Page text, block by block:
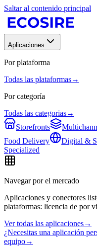
Saltar al contenido principal
Aplicaciones
Por plataforma
Todas las plataformas→
Por categoría
Todas las categorias→
Storefronts
Food Delivery
Digital &
Specialized
Navegar por el mercado
Aplicaciones y conectores
plataformas: licencia de por
Ver todas las aplicaciones→
¿Necesitas una aplicación
equipo→